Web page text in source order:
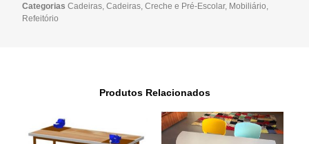
Categorias Cadeiras,Cadeiras,Creche e Pré-Escolar, Mobiliário,
Refeitório
Produtos Relacionados